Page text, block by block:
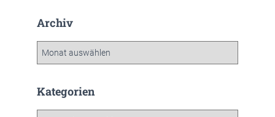
Archiv
h
Kategorien